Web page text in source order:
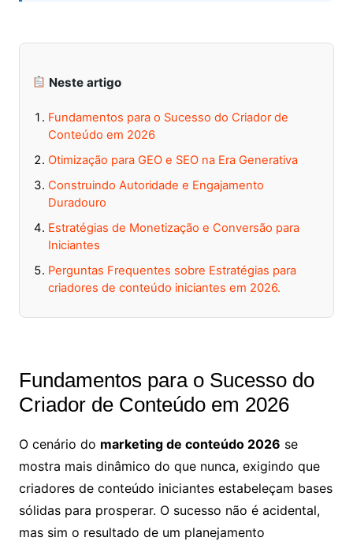
Neste artigo
Fundamentos para o Sucesso do Criador de
Conteúdo em 2026
Otimização para GEO e SEO na Era Generativa
Construindo Autoridade e Engajamento
Duradouro
Estratégias de Monetização e Conversão para
Iniciantes
Perguntas Frequentes sobre Estratégias para
criadores de conteúdo iniciantes em 2026.
Fundamentos para o Sucesso do
Criador de Conteúdo em 2026
O cenário do marketing de conteúdo 2026 se
mostra mais dinâmico do que nunca, exigindo que
criadores de conteúdo iniciantes estabeleçam bases
sólidas para prosperar. O sucesso não é acidental,
mas sim o resultado de um planejamento